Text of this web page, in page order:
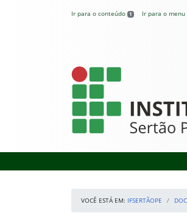
Ir para o conteúdo 1 Ir para o menu
IFSertãoPE
VOCÊ ESTÁ EM: IFSERTÃOPE